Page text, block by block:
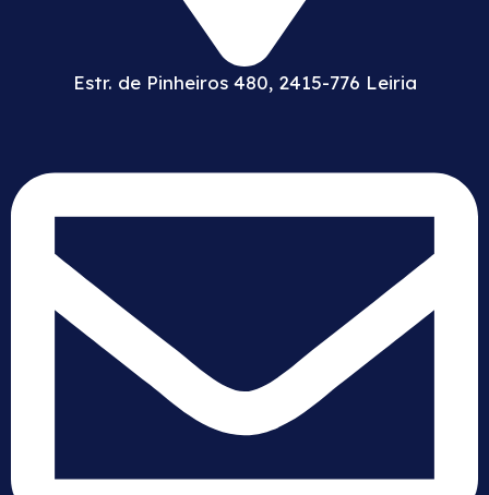
Estr. de Pinheiros 480, 2415-776 Leiria